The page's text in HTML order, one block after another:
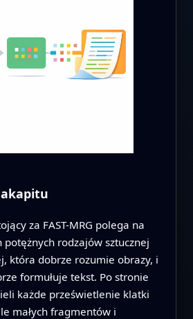
za FAST-MRG polega na
potężnych rodzajów sztucznej
która dobrze rozumie obrazy, i
formułuje tekst. Po stronie
każde prześwietlenie klatki
małych fragmentów i